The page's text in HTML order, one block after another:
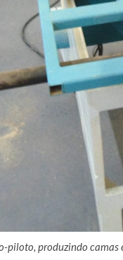
piloto, produzindo